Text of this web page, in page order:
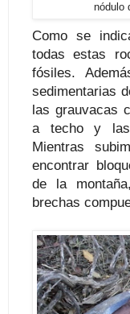
nódulo
Como se
todas estas
fósiles.
sedimentarias
las grauvacas
a techo y
Mientras
encontrar
de la
brechas